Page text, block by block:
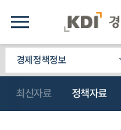
경제정책정보
최신자료 정책자료